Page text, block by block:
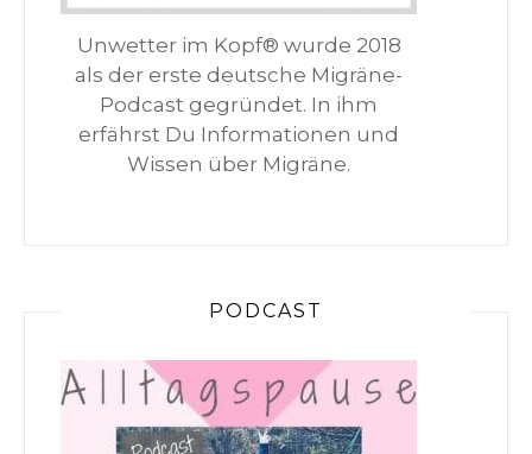
Unwetter im Kopf® wurde 2018
als der erste deutsche Migräne-
Podcast gegründet. In ihm
erfährst Du Informationen und
Wissen über Migräne.
PODCAST